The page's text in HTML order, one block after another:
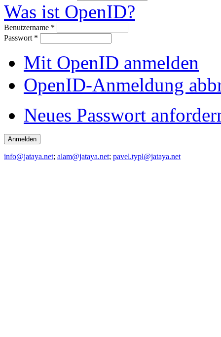
Was ist OpenID?
Benutzername *
Passwort *
Mit OpenID anmelden
OpenID-Anmeldung
Neues Passwort
info@jataya.net; alam@jataya.net; pavel.typl@jataya.net